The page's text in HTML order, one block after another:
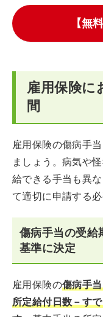
【無
雇用保険に
間
雇用保険の傷病手
ましょう。病気や
給できる手当も異
て適切に申請する必
傷病手当の受給
基準に決定
雇用保険の傷病手
所定給付日数－す